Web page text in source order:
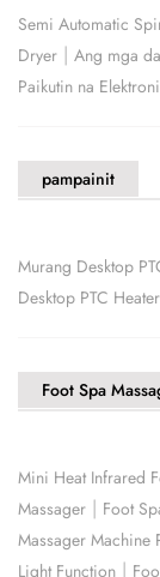
Semi Automatic
Dryer | Ang mga
Paikutin na
pampainit
Murang Desktop
Desktop PTC Heater
Foot Spa
Mini Heat Infrared
Massager | Foot
Massager Machine
Light Function |